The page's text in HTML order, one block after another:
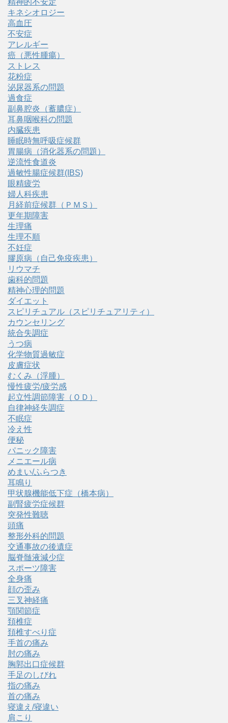
キネシオロジー
高血圧
不安症
アレルギー
癌（悪性腫瘍）
ストレス
花粉症
泌尿器系の問題
過食症
副鼻腔炎（蓄膿症）
耳鼻咽喉科の問題
内臓疾患
睡眠時無呼吸症候群
胃腸病（消化器系の問題）
逆流性食道炎
過敏性腸症候群(IBS)
眼精疲労
婦人科疾患
月経前症候群（ＰＭＳ）
更年期障害
生理痛
生理不順
不妊症
膠原病（自己免疫疾患）
リウマチ
歯科的問題
精神心理的問題
ダイエット
スピリチュアル（スピリチュアリティ）
カウンセリング
統合失調症
うつ病
化学物質過敏症
皮膚症状
むくみ（浮腫）
慢性疲労/疲労感
起立性調節障害（ＯＤ）
自律神経失調症
不眠症
冷え性
便秘
パニック障害
メニエール病
めまい/ふらつき
耳鳴り
甲状腺機能低下症（橋本病）
副腎疲労症候群
突発性難聴
頭痛
整形外科的問題
交通事故の後遺症
脳脊髄液減少症
スポーツ障害
全身痛
顔の歪み
三叉神経痛
顎関節症
頚椎症
頚椎すべり症
手首の痛み
肘の痛み
胸郭出口症候群
手足のしびれ
指の痛み
首の痛み
寝違え/寝違い
肩こり